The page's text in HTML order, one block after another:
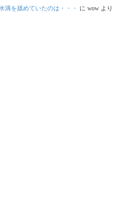
滴を舐めていたのは・・・ に wow より